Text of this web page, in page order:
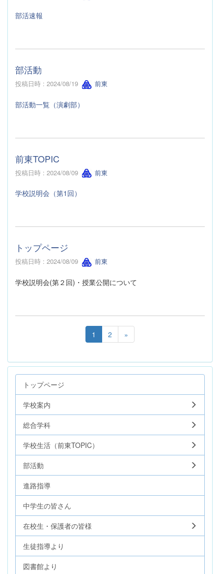
部活速報
部活動
投稿日時 : 2024/08/19 前東
部活動一覧（演劇部）
前東TOPIC
投稿日時 : 2024/08/09 前東
学校説明会（第1回）
トップページ
投稿日時 : 2024/08/09 前東
学校説明会(第２回)・授業公開について
1 2 »
トップページ
学校案内
総合学科
学校生活（前東TOPIC）
部活動
進路指導
中学生の皆さん
在校生・保護者の皆様
生徒指導より
図書館より